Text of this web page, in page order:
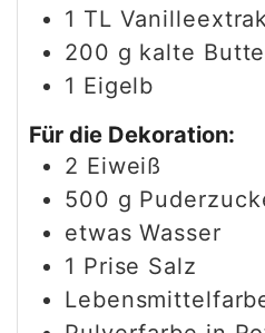
1 TL
200 g kalte
1 Eigelb
Für die Dekoration:
2 Eiweiß
500 g
etwas Wasser
1 Prise Salz